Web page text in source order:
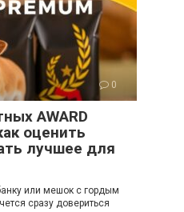
0
AWARD
оценить
лучшее для
или мешок с гордым
сразу довериться